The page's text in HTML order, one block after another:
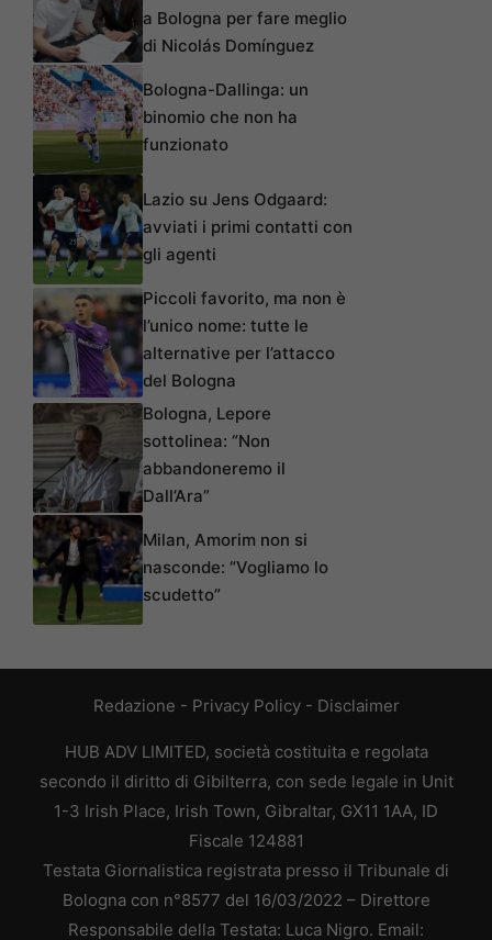
a Bologna per fare meglio
di Nicolás Domínguez
Bologna-Dallinga: un
binomio che non ha
funzionato
Lazio su Jens Odgaard:
avviati i primi contatti con
gli agenti
Piccoli favorito, ma non è
l’unico nome: tutte le
alternative per l’attacco
del Bologna
Bologna, Lepore
sottolinea: “Non
abbandoneremo il
Dall’Ara”
Milan, Amorim non si
nasconde: “Vogliamo lo
scudetto”
Redazione - Privacy Policy- Disclaimer
HUB ADV LIMITED, società costituita e regolata
secondo il diritto di Gibilterra, con sede legale in Unit
1-3 Irish Place, Irish Town, Gibraltar, GX11 1AA, ID
Fiscale 124881
Testata Giornalistica registrata presso il Tribunale di
Bologna con n°8577 del 16/03/2022 – Direttore
Responsabile della Testata: Luca Nigro. Email: